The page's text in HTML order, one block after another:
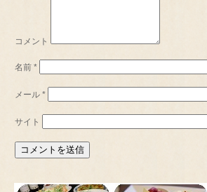
コメント
名前*
メール*
サイト